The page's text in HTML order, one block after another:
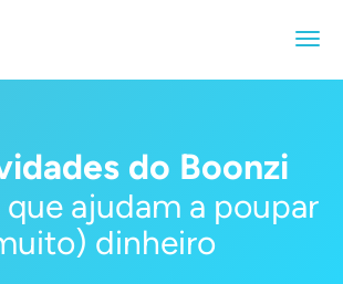
do Boonzi
ajudam a poupar
dinheiro